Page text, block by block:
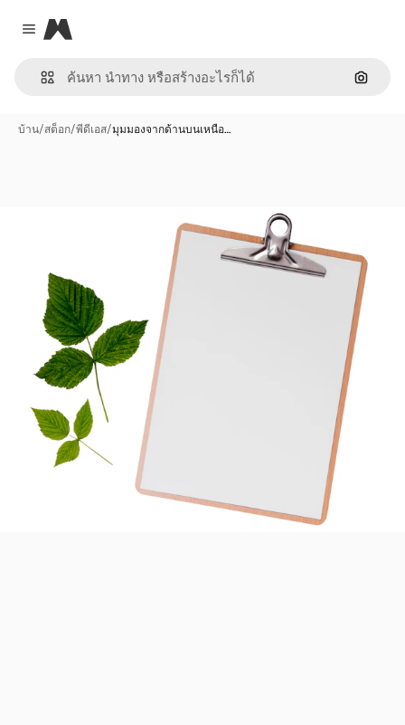
Close menu
Magnific
ค้นหา
บ้าน/สต็อก/พีดีเอส/มุมมองจากด้านบนเหนือ…